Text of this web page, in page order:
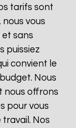
tarifs sont
vous
sans
puissiez
convient le
Nous
nous offrons
pour vous
Nos